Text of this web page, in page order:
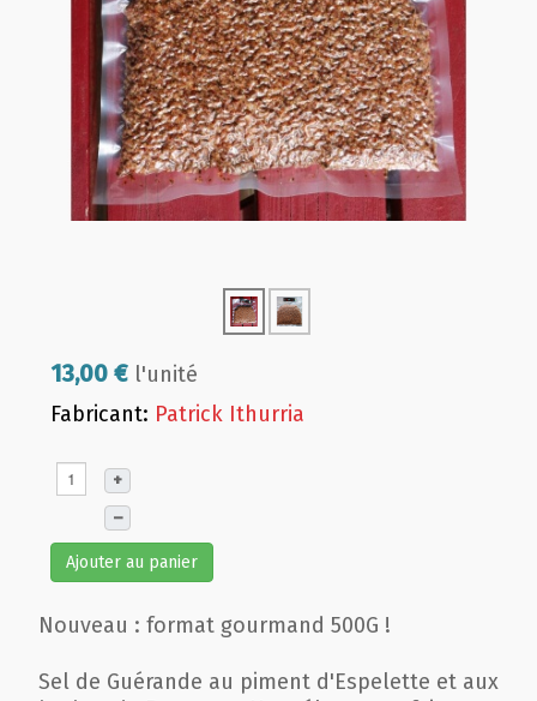
13,00 € l'unité
Fabricant: Patrick Ithurria
+
–
Ajouter au panier
Nouveau : format gourmand 500G !
Sel de Guérande au piment d'Espelette et aux